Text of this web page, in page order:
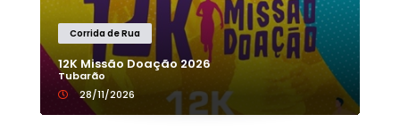
Corrida de Rua
12K Missão Doação 2026
Tubarão
28/11/2026